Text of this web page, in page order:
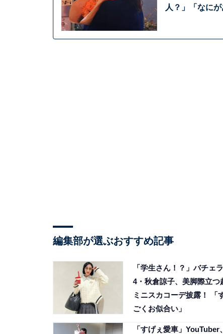
人？」「なに
編集部が選ぶおすすめ記事
「学生さん！？」バチェ
4・秋倉諒子、美脚際立つ
ミニスカコーデ披露！ 「
ごくお似合い」
「すげぇ愛車」YouTuber、